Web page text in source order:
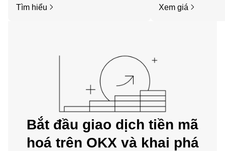
dụng di động OKX hoặc ngay tại đây
Tìm hiểu Xem giá
Bắt đầu giao dịch tiền mã
hoá trên OKX và khai phá